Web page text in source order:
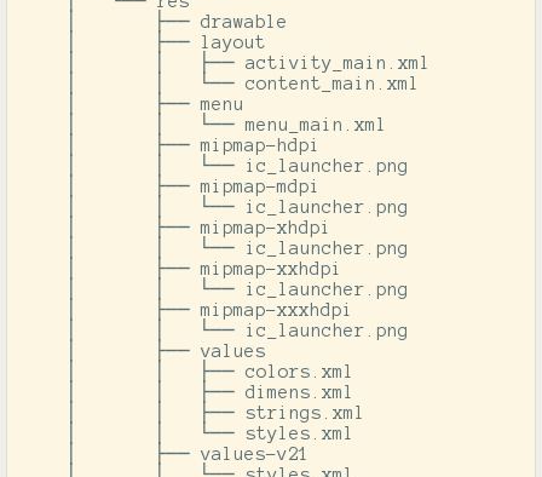
    │       ├── drawable
    │       ├── layout
    │       │   ├── activity_main.xml
    │       │   └── content_main.xml
    │       ├── menu
    │       │   └── menu_main.xml
    │       ├── mipmap-hdpi
    │       │   └── ic_launcher.png
    │       ├── mipmap-mdpi
    │       │   └── ic_launcher.png
    │       ├── mipmap-xhdpi
    │       │   └── ic_launcher.png
    │       ├── mipmap-xxhdpi
    │       │   └── ic_launcher.png
    │       ├── mipmap-xxxhdpi
    │       │   └── ic_launcher.png
    │       ├── values
    │       │   ├── colors.xml
    │       │   ├── dimens.xml
    │       │   ├── strings.xml
    │       │   └── styles.xml
    │       ├── values-v21